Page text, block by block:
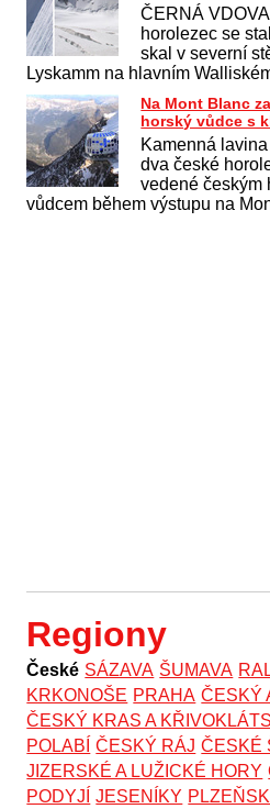
ČERNÁ
horolezec se
skal v severní
Lyskamm na hlavním
Na Mont Blanc
horský vůdce s
Kamenná
dva české
vedené českým
vůdcem během výstupu na
Regiony
České SÁZAVA ŠUMAVA
KRKONOŠE PRAHA ČESKÝ
ČESKÝ KRAS A
POLABÍ
ČESKÝ RÁJ ČESKÉ
JIZERSKÉ A LUŽICKÉ HORY
PODYJÍ
JESENÍKY